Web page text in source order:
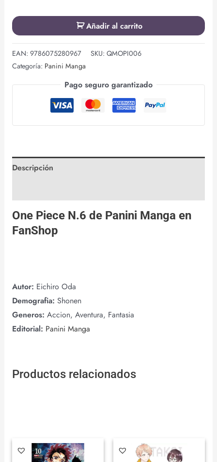
Añadir al carrito
EAN: 9786075280967 SKU: QMOPI006
Categoría: Panini Manga
Pago seguro garantizado
Descripción
One Piece N.6 de Panini Manga en
FanShop
Autor: Eichiro Oda
Demografia: Shonen
Generos: Accion, Aventura, Fantasia
Editorial: Panini Manga
Productos relacionados